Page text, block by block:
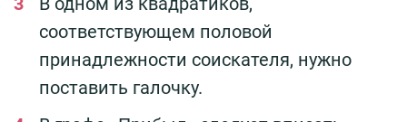
соответствующем половой
принадлежности соискателя, нужно
поставить галочку.